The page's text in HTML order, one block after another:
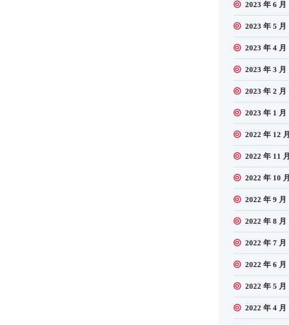
2023 年 6 月
2023 年 5 月
2023 年 4 月
2023 年 3 月
2023 年 2 月
2023 年 1 月
2022 年 12 月
2022 年 11 月
2022 年 10 月
2022 年 9 月
2022 年 8 月
2022 年 7 月
2022 年 6 月
2022 年 5 月
2022 年 4 月